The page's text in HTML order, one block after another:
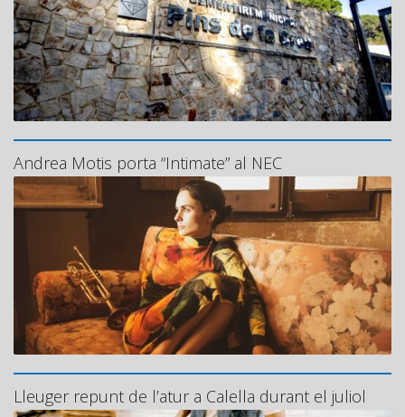
Andrea Motis porta “Intimate” al NEC
Lleuger repunt de l’atur a Calella durant el juliol